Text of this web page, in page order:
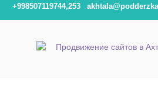
+998507119744,253